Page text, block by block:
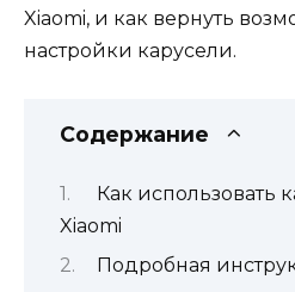
Xiaomi, и как вернуть
настройки карусели.
Содержание
Как использовать
Xiaomi
Подробная